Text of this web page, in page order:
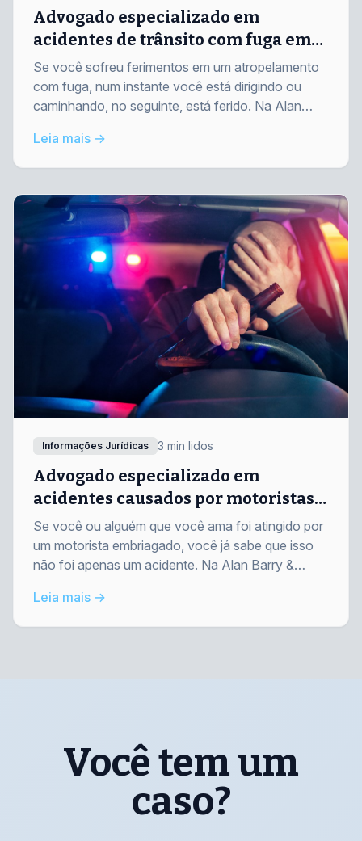
Advogado especializado em
acidentes de trânsito com fuga em
Danbury
Se você sofreu ferimentos em um atropelamento
com fuga, num instante você está dirigindo ou
caminhando, no seguinte, está ferido. Na Alan
respostas e a receber indenização.
Leia mais →
Informações Jurídicas 3 min lidos
Advogado especializado em
acidentes causados por motoristas
embriagados em Danbury, CT | Sem
custos iniciais
Se você ou alguém que você ama foi atingido por
um motorista embriagado, você já sabe que isso
não foi apenas um acidente. Na Alan Barry &
recebam justiça.
Leia mais →
Você tem um
caso?